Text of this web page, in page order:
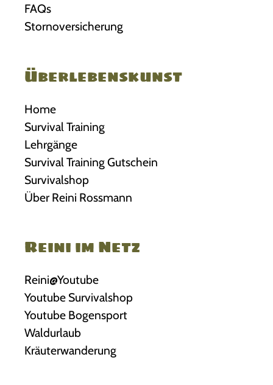
FAQs
Stornoversicherung
Überlebenskunst
Home
Survival Training
Lehrgänge
Survival Training Gutschein
Survivalshop
Über Reini Rossmann
Reini im Netz
Reini@Youtube
Youtube Survivalshop
Youtube Bogensport
Waldurlaub
Kräuterwanderung